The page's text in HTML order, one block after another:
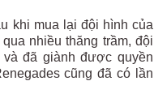
khi mua lại đội hình của
nhiều thăng trầm, đội
đã giành được quyền
cũng đã có lần